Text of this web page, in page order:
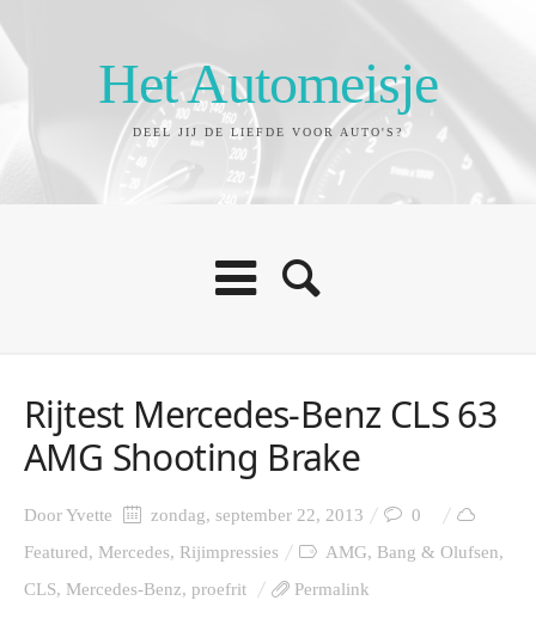
Het Automeisje
DEEL JIJ DE LIEFDE VOOR AUTO'S?
Rijtest Mercedes-Benz CLS 63
AMG Shooting Brake
DoorYvette zondag, september 22, 2013
0
Featured, Mercedes, Rijimpressies AMG, Bang & Olufsen,
CLS, Mercedes-Benz, proefrit Permalink